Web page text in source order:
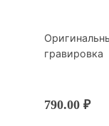
гравировка
790.00₽